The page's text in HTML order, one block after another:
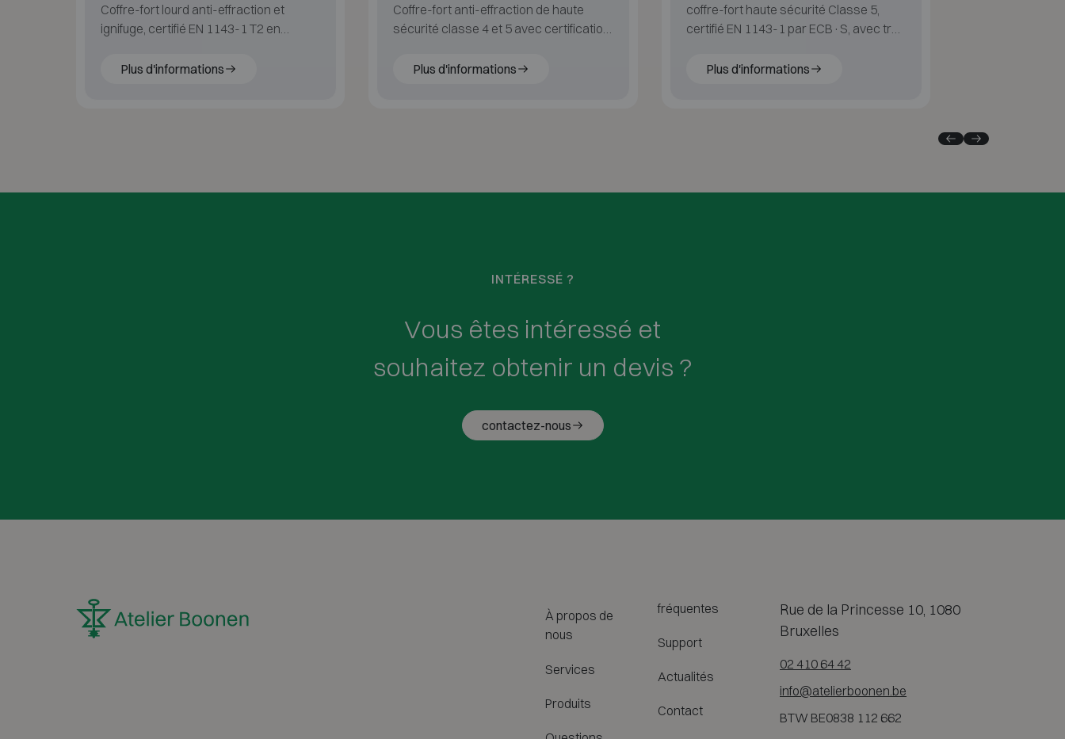
Coffre-fort lourd anti-effraction et
ignifuge, certifié EN 1143-1 T2 en
protection incendie pour papier.
Plus d'informations
Coffre-fort anti-effraction de haute
sécurité classe 4 et 5 avec certification
Plus d'informations
coffre-fort haute sécurité Classe 5,
certifié EN 1143-1 par ECB·S, avec très
verrouillage.
Plus d'informations
INTÉRESSÉ ?
Vous êtes intéressé et
souhaitez obtenir un devis ?
contactez-nous
À propos de
nous
Services
Produits
fréquentes
Support
Actualités
Contact
Rue de la Princesse 10, 1080
Bruxelles
02 410 64 42
info@atelierboonen.be
BTW BE0838 112 662